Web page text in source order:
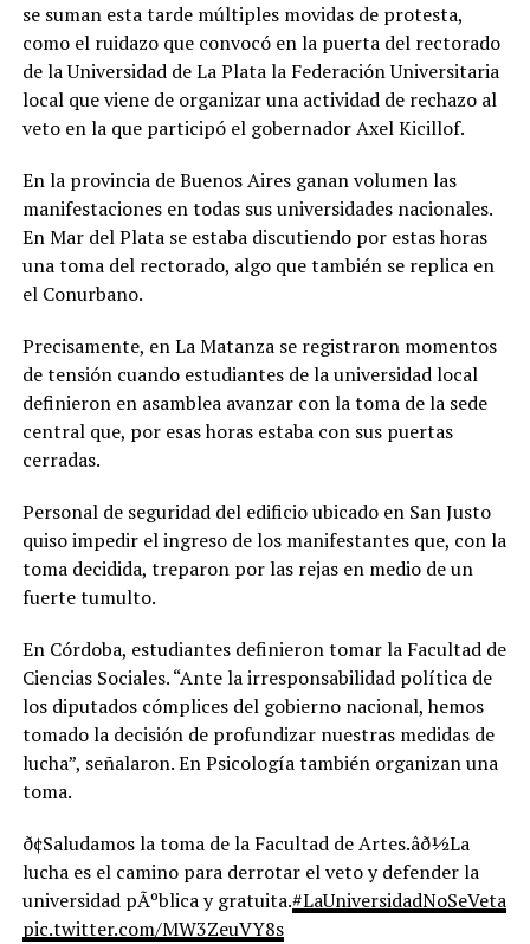
se suman esta tarde múltiples movidas de protesta,
como el ruidazo que convocó en la puerta del rectorado
de la Universidad de La Plata la Federación Universitaria
local que viene de organizar una actividad de rechazo al
veto en la que participó el gobernador Axel Kicillof.
En la provincia de Buenos Aires ganan volumen las
manifestaciones en todas sus universidades nacionales.
En Mar del Plata se estaba discutiendo por estas horas
una toma del rectorado, algo que también se replica en
el Conurbano.
Precisamente, en La Matanza se registraron momentos
de tensión cuando estudiantes de la universidad local
definieron en asamblea avanzar con la toma de la sede
central que, por esas horas estaba con sus puertas
cerradas.
Personal de seguridad del edificio ubicado en San Justo
quiso impedir el ingreso de los manifestantes que, con la
toma decidida, treparon por las rejas en medio de un
fuerte tumulto.
En Córdoba, estudiantes definieron tomar la Facultad de
Ciencias Sociales. “Ante la irresponsabilidad política de
los diputados cómplices del gobierno nacional, hemos
tomado la decisión de profundizar nuestras medidas de
lucha”, señalaron. En Psicología también organizan una
toma.
ð¢Saludamos la toma de la Facultad de Artes.âð½La
lucha es el camino para derrotar el veto y defender la
universidad pÃºblica y gratuita.#LaUniversidadNoSeVeta
pic.twitter.com/MW3ZeuVY8s